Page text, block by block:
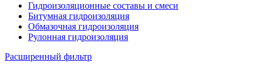
Гидроизоляционные составы и смеси
Битумная гидроизоляция
Обмазочная гидроизоляция
Рулонная гидроизоляция
Расширенный фильтр